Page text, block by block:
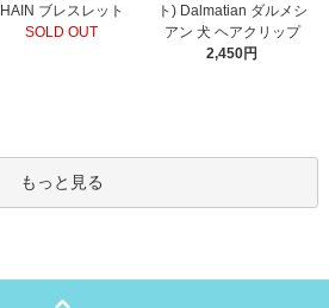
HAIN ブレスレット
SOLD OUT
ト) Dalmatian ダルメシ
アン 犬 ヘアクリップ
2,450円
もっと見る